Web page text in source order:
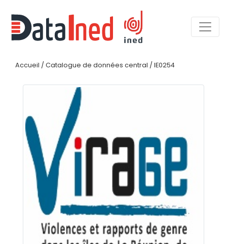
Accueil / Catalogue de données central / IE0254